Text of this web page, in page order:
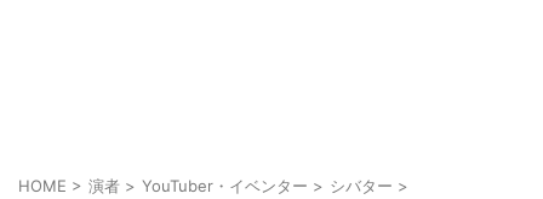
HOME > 演者 > YouTuber・イベンター > シバター >